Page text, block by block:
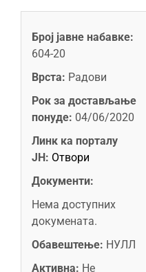
Број јавне набавке:
604-20
Врста: Радови
Рок за достављање
понуде: 04/06/2020
Линк ка порталу
ЈН: Отвори
Документи:
Нема доступних
докумената.
Обавештење: НУЛЛ
Активна: Не